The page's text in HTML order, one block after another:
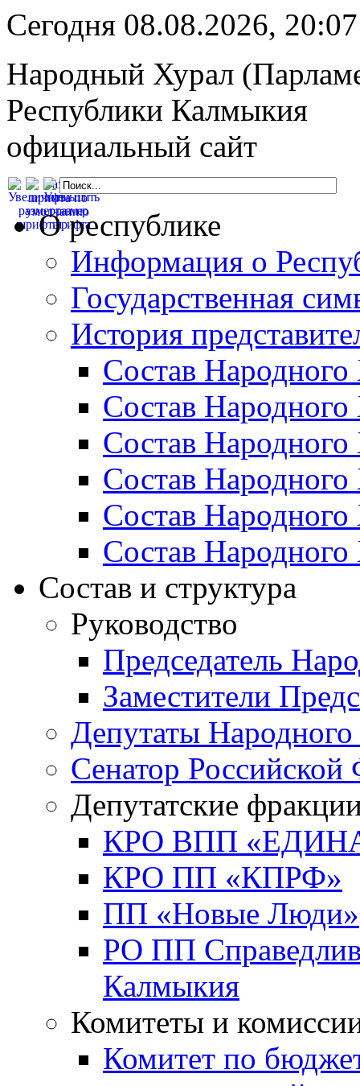
Сегодня 08.08.2026,
Народный Хурал
Республики Калмыкия
официальный сайт
О республике
Информация о
Государственная
История
Состав Народного
Состав
Состав
Состав
Состав Народного
Состав
Состав и структура
Руководство
Председатель
Заместители
Депутаты
Сенатор Российской
Депутатские
КРО ВПП
КРО ПП «КПРФ»
ПП «Новые Люди»
РО ПП
Калмыкия
Комитеты и
Комитет по